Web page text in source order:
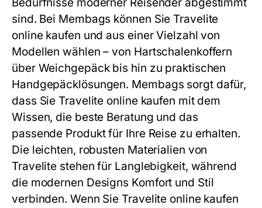
Bedürfnisse moderner Reisender abgestimmt
sind. Bei Membags können Sie Travelite
online kaufen und aus einer Vielzahl von
Modellen wählen – von Hartschalenkoffern
über Weichgepäck bis hin zu praktischen
Handgepäcklösungen. Membags sorgt dafür,
dass Sie Travelite online kaufen mit dem
Wissen, die beste Beratung und das
passende Produkt für Ihre Reise zu erhalten.
Die leichten, robusten Materialien von
Travelite stehen für Langlebigkeit, während
die modernen Designs Komfort und Stil
verbinden. Wenn Sie Travelite online kaufen